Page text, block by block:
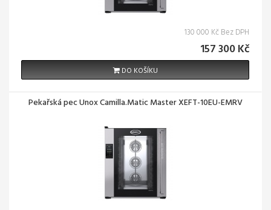
130 000 Kč Bez DPH
157 300 Kč
DO KOŠÍKU
Pekařská pec Unox Camilla.Matic Master XEFT-10EU-EMRV